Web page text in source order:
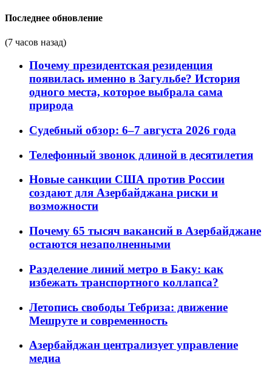
Последнее обновление
(7 часов назад)
Почему президентская резиденция
появилась именно в Загульбе? История
одного места, которое выбрала сама
природа
Судебный обзор: 6–7 августа 2026 года
Телефонный звонок длиной в десятилетия
Новые санкции США против России
создают для Азербайджана риски и
возможности
Почему 65 тысяч вакансий в Азербайджане
остаются незаполненными
Разделение линий метро в Баку: как
избежать транспортного коллапса?
Летопись свободы Тебриза: движение
Мешруте и современность
Азербайджан централизует управление
медиа